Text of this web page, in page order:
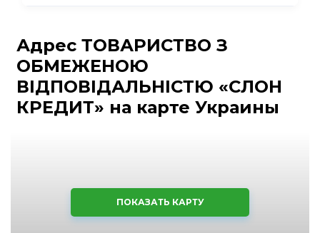
Адрес ТОВАРИСТВО З
ОБМЕЖЕНОЮ
ВІДПОВІДАЛЬНІСТЮ «СЛОН
КРЕДИТ» на карте Украины
ПОКАЗАТЬ КАРТУ